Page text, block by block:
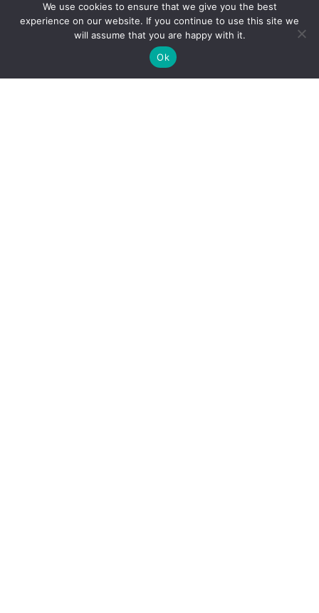
We use cookies to ensure that we give you the best
experience on our website. If you continue to use this site we
will assume that you are happy with it.
Ok